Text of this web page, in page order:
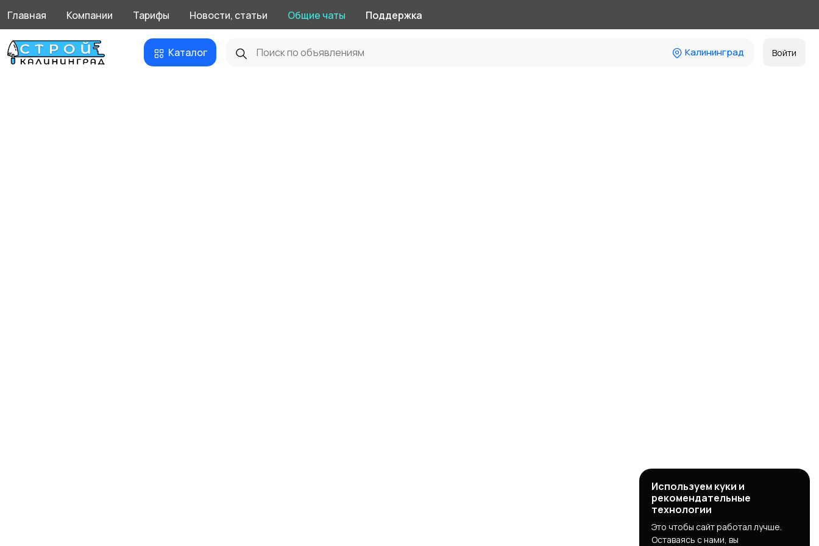
Главная Компании Тарифы Новости, статьи Общие чаты Поддержка
Каталог Калининград Войти
Используем куки и
рекомендательные
технологии
Это чтобы сайт работал лучше.
Оставаясь с нами, вы